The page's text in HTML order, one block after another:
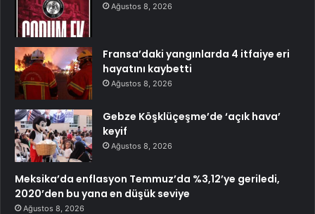
Ağustos 8, 2026
Fransa’daki yangınlarda 4 itfaiye eri
hayatını kaybetti
Ağustos 8, 2026
Gebze Köşklüçeşme’de ‘açık hava’
keyif
Ağustos 8, 2026
Meksika’da enflasyon Temmuz’da %3,12’ye geriledi,
2020’den bu yana en düşük seviye
Ağustos 8, 2026